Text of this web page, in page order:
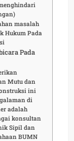
masalah
Hukum Pada
Pada
Mutu dan
ini
di
adalah
konsultan
Sipil dan
BUMN